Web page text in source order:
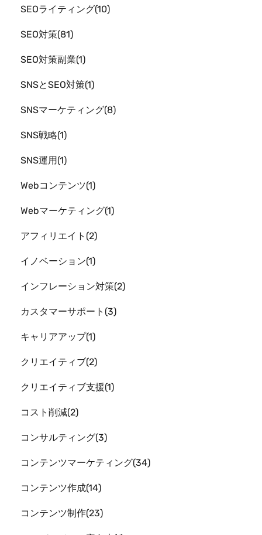
SEOライティング 10
SEO対策 81
SEO対策副業 1
SNSとSEO対策 1
SNSマーケティング 8
SNS戦略 1
SNS運用 1
Webコンテンツ 1
Webマーケティング 1
アフィリエイト 2
イノベーション 1
インフレーション対策 2
カスタマーサポート 3
キャリアアップ 1
クリエイティブ 2
クリエイティブ支援 1
コスト削減 2
コンサルティング 3
コンテンツマーケティング 34
コンテンツ作成 14
コンテンツ制作 23